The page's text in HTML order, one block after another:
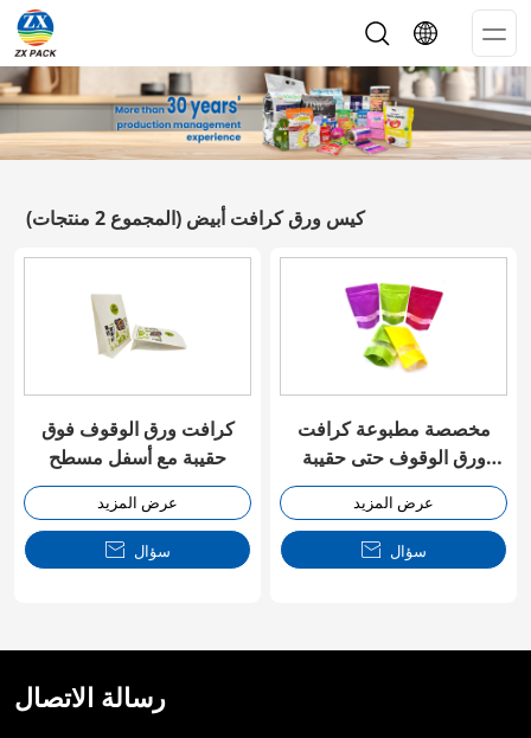
كيس ورق كرافت أبيض (المجموع 2 منتجات)
كرافت ورق الوقوف فوق
حقيبة مع أسفل مسطح
عرض المزيد
 سؤال
مخصصة مطبوعة كرافت
ورق الوقوف حتى حقيبة
السحاب
عرض المزيد
 سؤال
رسالة الاتصال